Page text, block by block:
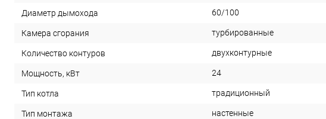
Диаметр дымохода 60/100
Камера сгорания турбированные
Количество контуров двухконтурные
Мощность, кВт 24
Тип котла традиционный
Тип монтажа настенные